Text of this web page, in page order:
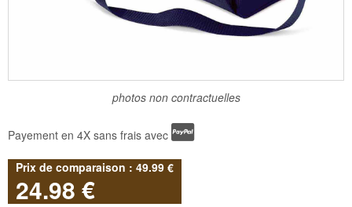
photos non contractuelles
Payement en 4X sans frais avec
49.99 €
24.98 €